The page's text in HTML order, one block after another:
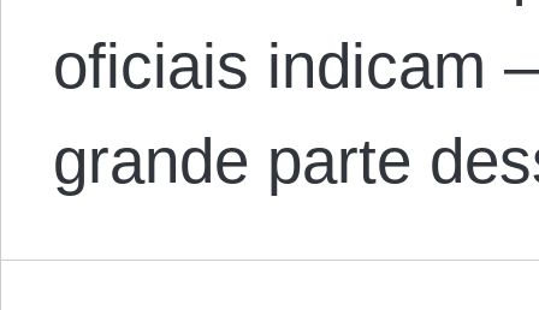
oficiais indicam
grande parte